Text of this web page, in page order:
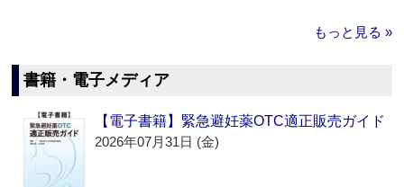
もっと見る »
書籍・電子メディア
【電子書籍】緊急避妊薬OTC適正販売ガイド
2026年07月31日 (金)